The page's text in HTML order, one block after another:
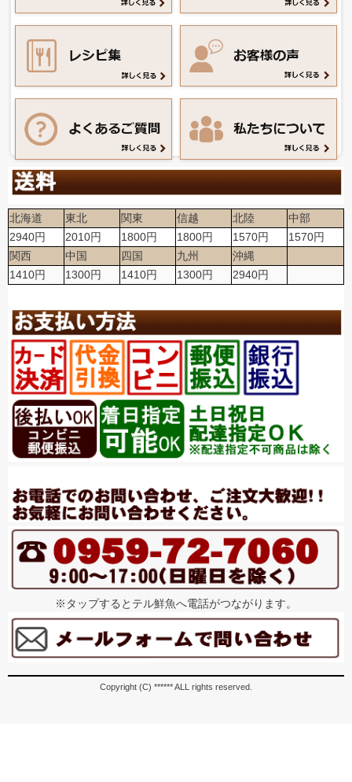
北海道 東北 関東 信越 北陸
中部
2940円
2010円 1800円 1800円 1570円
1570円
関西
中国 四国 九州
沖縄
1410円
1300円 1410円 1300円 2940円
※タップするとテル鮮魚へ電話がつながります。
Copyright (C) ****** ALL rights reserved.